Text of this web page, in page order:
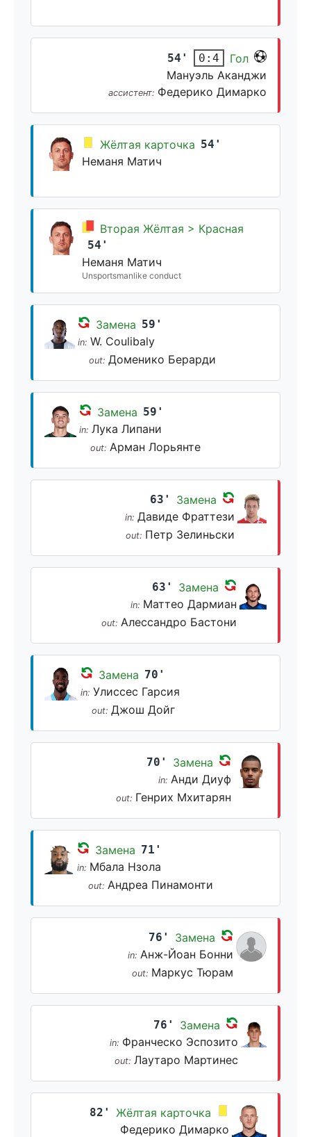
54' 0:4
Гол
Мануэль Аканджи
ассистент: Федерико Димарко
Жёлтая карточка 54'
Неманя Матич
Вторая Жёлтая > Красная
54'
Неманя Матич
Unsportsmanlike conduct
Замена 59'
in: W. Coulibaly
out: Доменико Берарди
Замена 59'
in: Лука Липани
out: Арман Лорьянте
63' Замена
in: Давиде Фраттези
out: Петр Зелиньски
63' Замена
in: Маттео Дармиан
out: Алессандро Бастони
Замена 70'
in: Улиссес Гарсия
out: Джош Дойг
70' Замена
in: Анди Диуф
out: Генрих Мхитарян
Замена 71'
in: Мбала Нзола
out: Андреа Пинамонти
76' Замена
in: Анж-Йоан Бонни
out: Маркус Тюрам
76' Замена
in: Франческо Эспозито
out: Лаутаро Мартинес
82'
Жёлтая карточка
Федерико Димарко